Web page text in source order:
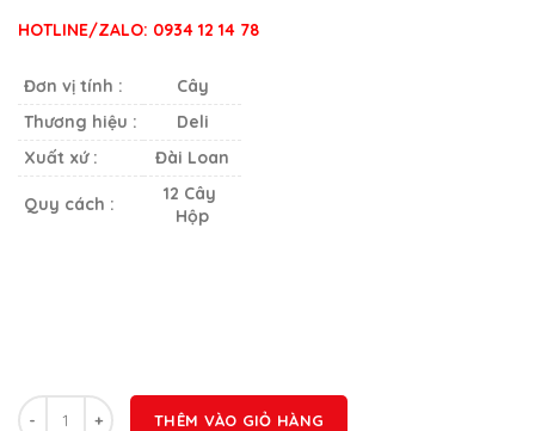
HOTLINE/ZALO: 0934 12 14 78
Đơn vị tính :
Cây
Thương hiệu :
Deli
Xuất xứ :
Đài Loan
Quy cách :
12 Cây
Hộp
Số lượng
THÊM VÀO GIỎ HÀNG